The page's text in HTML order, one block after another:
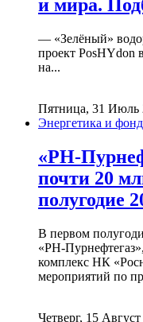
и мира.
— «Зелёный»
проект PosHYdon
на...
Пятница, 31 Июль
Энергетика и
«РН-
почти 20
полугодие
В первом
«РН-
комплекс НК
мероприятий по
Четверг, 15